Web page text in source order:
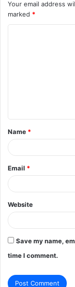
Your email address
marked *
t
*
Name *
Email *
Website
Save my name,
time I comment.